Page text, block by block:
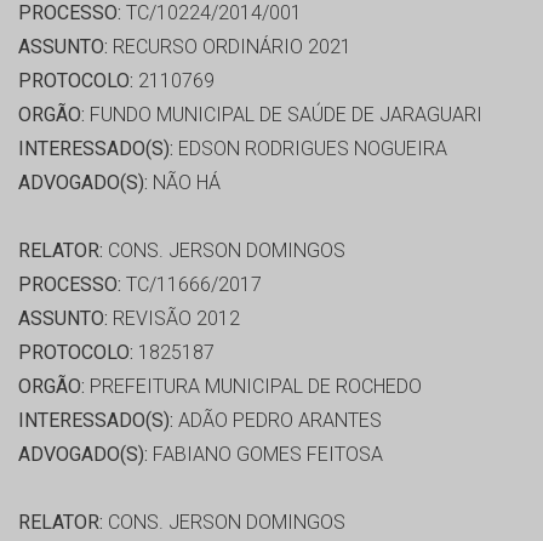
PROCESSO: TC/10224/2014/001
ASSUNTO: RECURSO ORDINÁRIO 2021
PROTOCOLO: 2110769
ORGÃO: FUNDO MUNICIPAL DE SAÚDE DE JARAGUARI
INTERESSADO(S): EDSON RODRIGUES NOGUEIRA
ADVOGADO(S): NÃO HÁ
RELATOR: CONS. JERSON DOMINGOS
PROCESSO: TC/11666/2017
ASSUNTO: REVISÃO 2012
PROTOCOLO: 1825187
ORGÃO: PREFEITURA MUNICIPAL DE ROCHEDO
INTERESSADO(S): ADÃO PEDRO ARANTES
ADVOGADO(S): FABIANO GOMES FEITOSA
RELATOR: CONS. JERSON DOMINGOS